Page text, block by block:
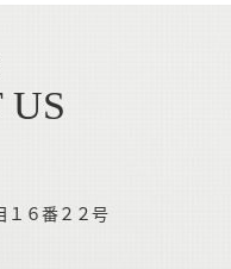
US
１６番２２号